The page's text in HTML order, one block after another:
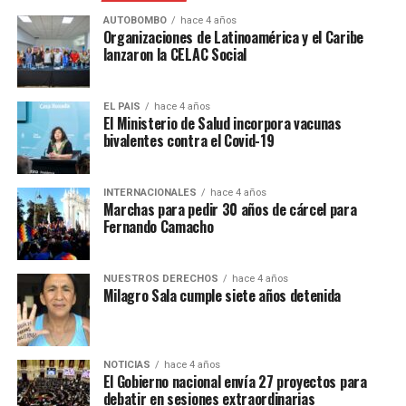
dijo que está a favor de que se “tomen cartas en el
asunto” y que tiene “una visión más abierta sobre la ley
porque abarca a todos los humedales del país”. En ese
pero, coincide en que “hay intereses de quienes quieren
hacer negocio”.
COMUNICADO DE LA RED
NACIONAL DE
AUTOBOMBO hace 4 años
Organizaciones de Latinoamérica y el Caribe
lanzaron la CELAC Social
EL PAIS hace 4 años
El Ministerio de Salud incorpora vacunas
bivalentes contra el Covid-19
INTERNACIONALES hace 4 años
Marchas para pedir 30 años de cárcel para
Fernando Camacho
NUESTROS DERECHOS hace 4 años
Milagro Sala cumple siete años detenida
NOTICIAS hace 4 años
El Gobierno nacional envía 27 proyectos para
debatir en sesiones extraordinarias